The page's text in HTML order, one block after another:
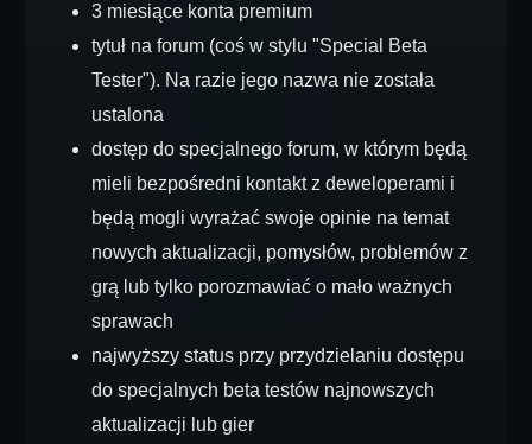
3 miesiące konta premium
tytuł na forum (coś w stylu "Special Beta
Tester"). Na razie jego nazwa nie została
ustalona
dostęp do specjalnego forum, w którym będą
mieli bezpośredni kontakt z deweloperami i
będą mogli wyrażać swoje opinie na temat
nowych aktualizacji, pomysłów, problemów z
grą lub tylko porozmawiać o mało ważnych
sprawach
najwyższy status przy przydzielaniu dostępu
do specjalnych beta testów najnowszych
aktualizacji lub gier